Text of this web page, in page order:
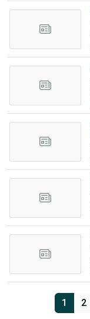
1 2